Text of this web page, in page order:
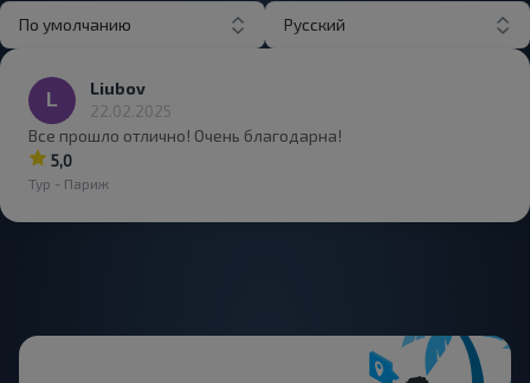
По умолчанию Русский
Liubov
22.02.2025
Все прошло отлично! Очень благодарна!
5,0
Тур - Париж